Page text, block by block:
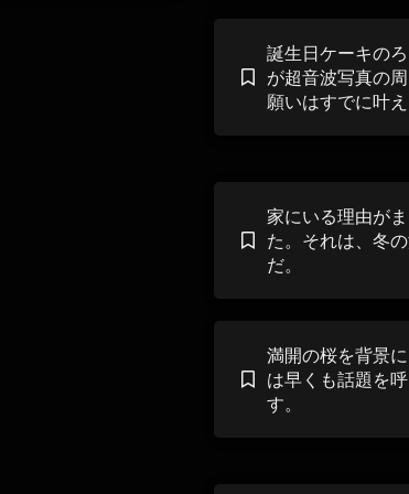
誕生日ケーキの
が超音波写真の周
願いはすでに叶え
家にいる理由が
た。それは、冬
だ。
満開の桜を背景
は早くも話題を
す。